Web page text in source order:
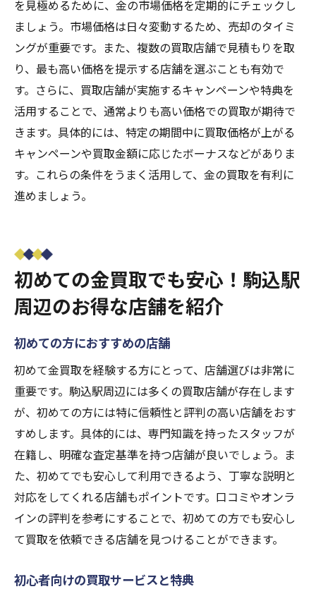
を見極めるために、金の市場価格を定期的にチェックし
ましょう。市場価格は日々変動するため、売却のタイミ
ングが重要です。また、複数の買取店舗で見積もりを取
り、最も高い価格を提示する店舗を選ぶことも有効で
す。さらに、買取店舗が実施するキャンペーンや特典を
活用することで、通常よりも高い価格での買取が期待で
きます。具体的には、特定の期間中に買取価格が上がる
キャンペーンや買取金額に応じたボーナスなどがありま
す。これらの条件をうまく活用して、金の買取を有利に
進めましょう。
初めての金買取でも安心！駒込駅
周辺のお得な店舗を紹介
初めての方におすすめの店舗
初めて金買取を経験する方にとって、店舗選びは非常に
重要です。駒込駅周辺には多くの買取店舗が存在します
が、初めての方には特に信頼性と評判の高い店舗をおす
すめします。具体的には、専門知識を持ったスタッフが
在籍し、明確な査定基準を持つ店舗が良いでしょう。ま
た、初めてでも安心して利用できるよう、丁寧な説明と
対応をしてくれる店舗もポイントです。口コミやオンラ
インの評判を参考にすることで、初めての方でも安心し
て買取を依頼できる店舗を見つけることができます。
初心者向けの買取サービスと特典